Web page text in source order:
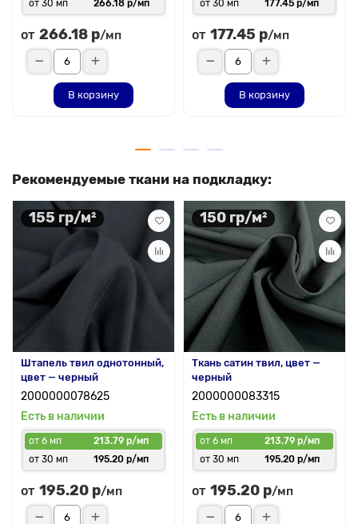
от 30 мп
266.18 р/мп
от 266.18 р/мп
В корзину
от 30 мп
177.45 р/мп
от 177.45 р/мп
В корзину
Рекомендуемые ткани на подкладку:
155 гр/м²
Штапель твил однотонный,
цвет — черный
2000000078625
Есть в наличии
от 6 мп
213.79 р/мп
от 30 мп
195.20 р/мп
от 195.20 р/мп
150 гр/м²
Ткань сатин твил, цвет —
черный
2000000083315
Есть в наличии
от 6 мп
213.79 р/мп
от 30 мп
195.20 р/мп
от 195.20 р/мп